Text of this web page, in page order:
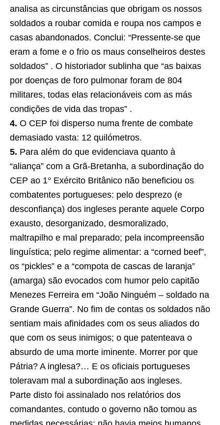
analisa as circunstâncias que obrigam os nossos
soldados a roubar comida e roupa nos campos e
casas abandonados. Conclui: “Pressente-se que
eram a fome e o frio os maus conselheiros destes
soldados” . O historiador sublinha que “as baixas
por doenças de foro pulmonar foram de 804
militares, todas elas relacionáveis com as más
condições de vida das tropas” .
4. O CEP foi disperso numa frente de combate
demasiado vasta: 12 quilómetros.
5. Para além do que evidenciava quanto à
“aliança” com a Grã-Bretanha, a subordinação do
CEP ao 1° Exército Britânico não beneficiou os
combatentes portugueses: pelo desprezo (e
desconfiança) dos ingleses perante aquele Corpo
exausto, desorganizado, desmoralizado,
maltrapilho e mal preparado; pela incompreensão
linguística; pelo regime alimentar: a “corned beef”,
os “pickles” e a “compota de cascas de laranja”
(amarga) são evocados com humor pelo capitão
Menezes Ferreira em “João Ninguém – soldado na
Grande Guerra”. No fim de contas os soldados não
sentiam mais afinidades com os seus aliados do
que com os seus inimigos; o que patenteava o
absurdo de uma morte iminente. Morrer por que
Pátria? A inglesa?… E os oficiais portugueses
toleravam mal a subordinação aos ingleses.
Parte disto foi assinalado nos relatórios dos
comandantes, contudo o governo não tomou as